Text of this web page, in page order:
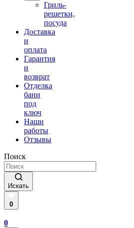
Гриль-
решетки,
посуда
Доставка
и
оплата
Гарантия
и
возврат
Отделка
бани
под
ключ
Наши
работы
Отзывы
Поиск
Искать
0
0